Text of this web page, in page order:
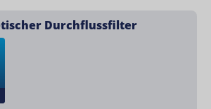
Durchflussfilter